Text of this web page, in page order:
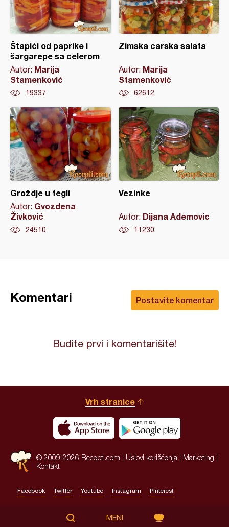
Štapići od paprike i
šargarepe sa celerom
Autor: Marija
Stamenković
19337
Zimska carska salata
Autor: Marija
Stamenković
62612
Groždje u tegli
Autor: Gvozdena
Živković
24510
Vezinke
Autor: Dijana Ademovic
11230
Postavite komentar
Komentari
Budite prvi i komentarišite!
Vrh stranice
© 2009-2026 Recepti.com | Uslovi korišćenja Marketing
Kontakt
Facebook Twitter Youtube Instagram Pinterest